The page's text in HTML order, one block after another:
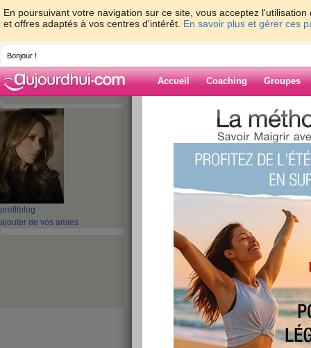
En poursuivant votre navigation sur ce site, vous acceptez
et offres adaptés à vos centres d'intérêt. En savoir plus et gérer ces
Bonjour !
Accueil Coaching Groupes
profil blog
ajouter de vos amies
>
> LA
Blog de
LA BANANE EST
INCROYABLES.
publié le 19/02/2010 à 14:48